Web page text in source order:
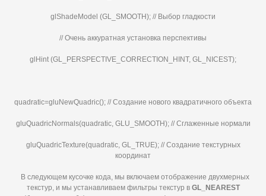
glShadeModel (GL_SMOOTH); // Выбор гладкости
// Очень аккуратная установка перспективы
glHint (GL_PERSPECTIVE_CORRECTION_HINT, GL_NICEST);
quadratic=gluNewQuadric(); // Создание нового квадратичного объекта
gluQuadricNormals(quadratic, GLU_SMOOTH); // Сглаженные нормали
gluQuadricTexture(quadratic, GL_TRUE); // Создание текстурных
координат
В следующем кусочке кода, мы включаем отображение двухмерных
текстур, и мы устанавливаем фильтры текстур в GL_
NEAREST